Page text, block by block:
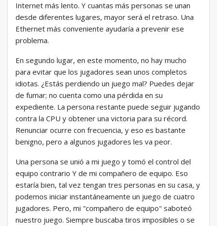
Internet más lento. Y cuantas más personas se unan
desde diferentes lugares, mayor será el retraso. Una
Ethernet más conveniente ayudaría a prevenir ese
problema.
En segundo lugar, en este momento, no hay mucho
para evitar que los jugadores sean unos completos
idiotas. ¿Estás perdiendo un juego mal? Puedes dejar
de fumar; no cuenta como una pérdida en su
expediente. La persona restante puede seguir jugando
contra la CPU y obtener una victoria para su récord.
Renunciar ocurre con frecuencia, y eso es bastante
benigno, pero a algunos jugadores les va peor.
Una persona se unió a mi juego y tomó el control del
equipo contrario Y de mi compañero de equipo. Eso
estaría bien, tal vez tengan tres personas en su casa, y
podemos iniciar instantáneamente un juego de cuatro
jugadores. Pero, mi "compañero de equipo" saboteó
nuestro juego. Siempre buscaba tiros imposibles o se